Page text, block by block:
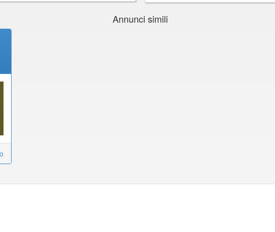
Annunci simili